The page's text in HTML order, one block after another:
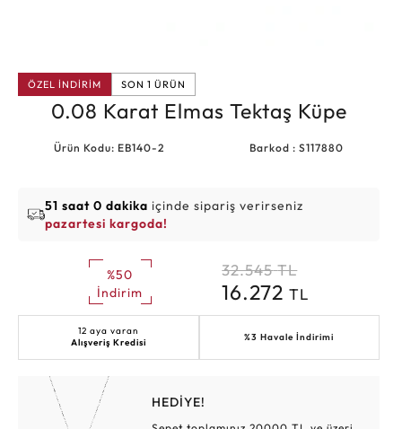
ÖZEL İNDİRİM SON 1 ÜRÜN
0.08 Karat Elmas Tektaş Küpe
Ürün Kodu: EB140-2 Barkod : S117880
51 saat 0 dakika içinde sipariş verirseniz
pazartesi kargoda!
%50
İndirim
32.545 TL
16.272TL
12 aya varan
Alışveriş Kredisi
%3 Havale İndirimi
HEDİYE!